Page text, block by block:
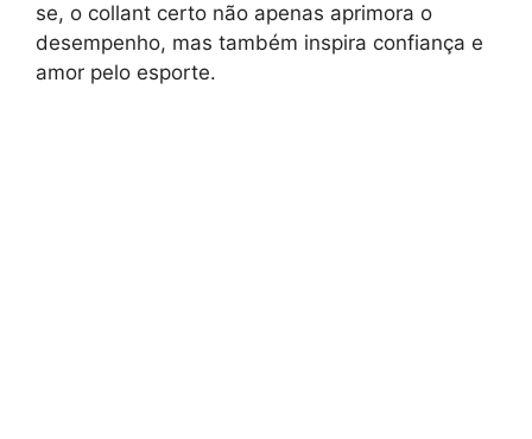
se, o collant certo não apenas aprimora o
desempenho, mas também inspira confiança e
amor pelo esporte.